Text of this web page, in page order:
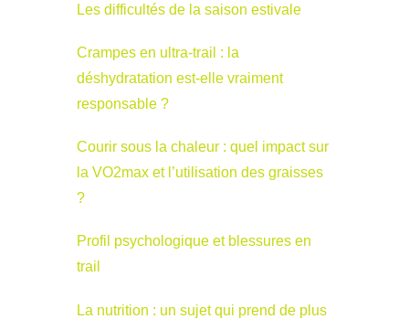
Les difficultés de la saison estivale
Crampes en ultra-trail : la
déshydratation est-elle vraiment
responsable ?
Courir sous la chaleur : quel impact sur
la VO2max et l’utilisation des graisses
?
Profil psychologique et blessures en
trail
La nutrition : un sujet qui prend de plus